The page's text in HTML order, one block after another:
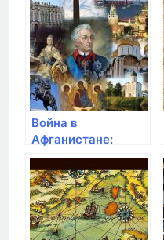
Война в
Афганистане:
схватка между
СССР и
афганскими
муджахединами